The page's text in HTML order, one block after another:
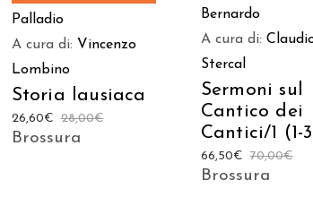
Palladio
A cura di: Vincenzo
Lombino
Storia lausiaca
28,00€
26,60€
Brossura
Bernardo
A cura di:
Stercal
Sermoni sul
Cantico dei
Cantici/1 (1-
70,00€
66,50€
Brossura